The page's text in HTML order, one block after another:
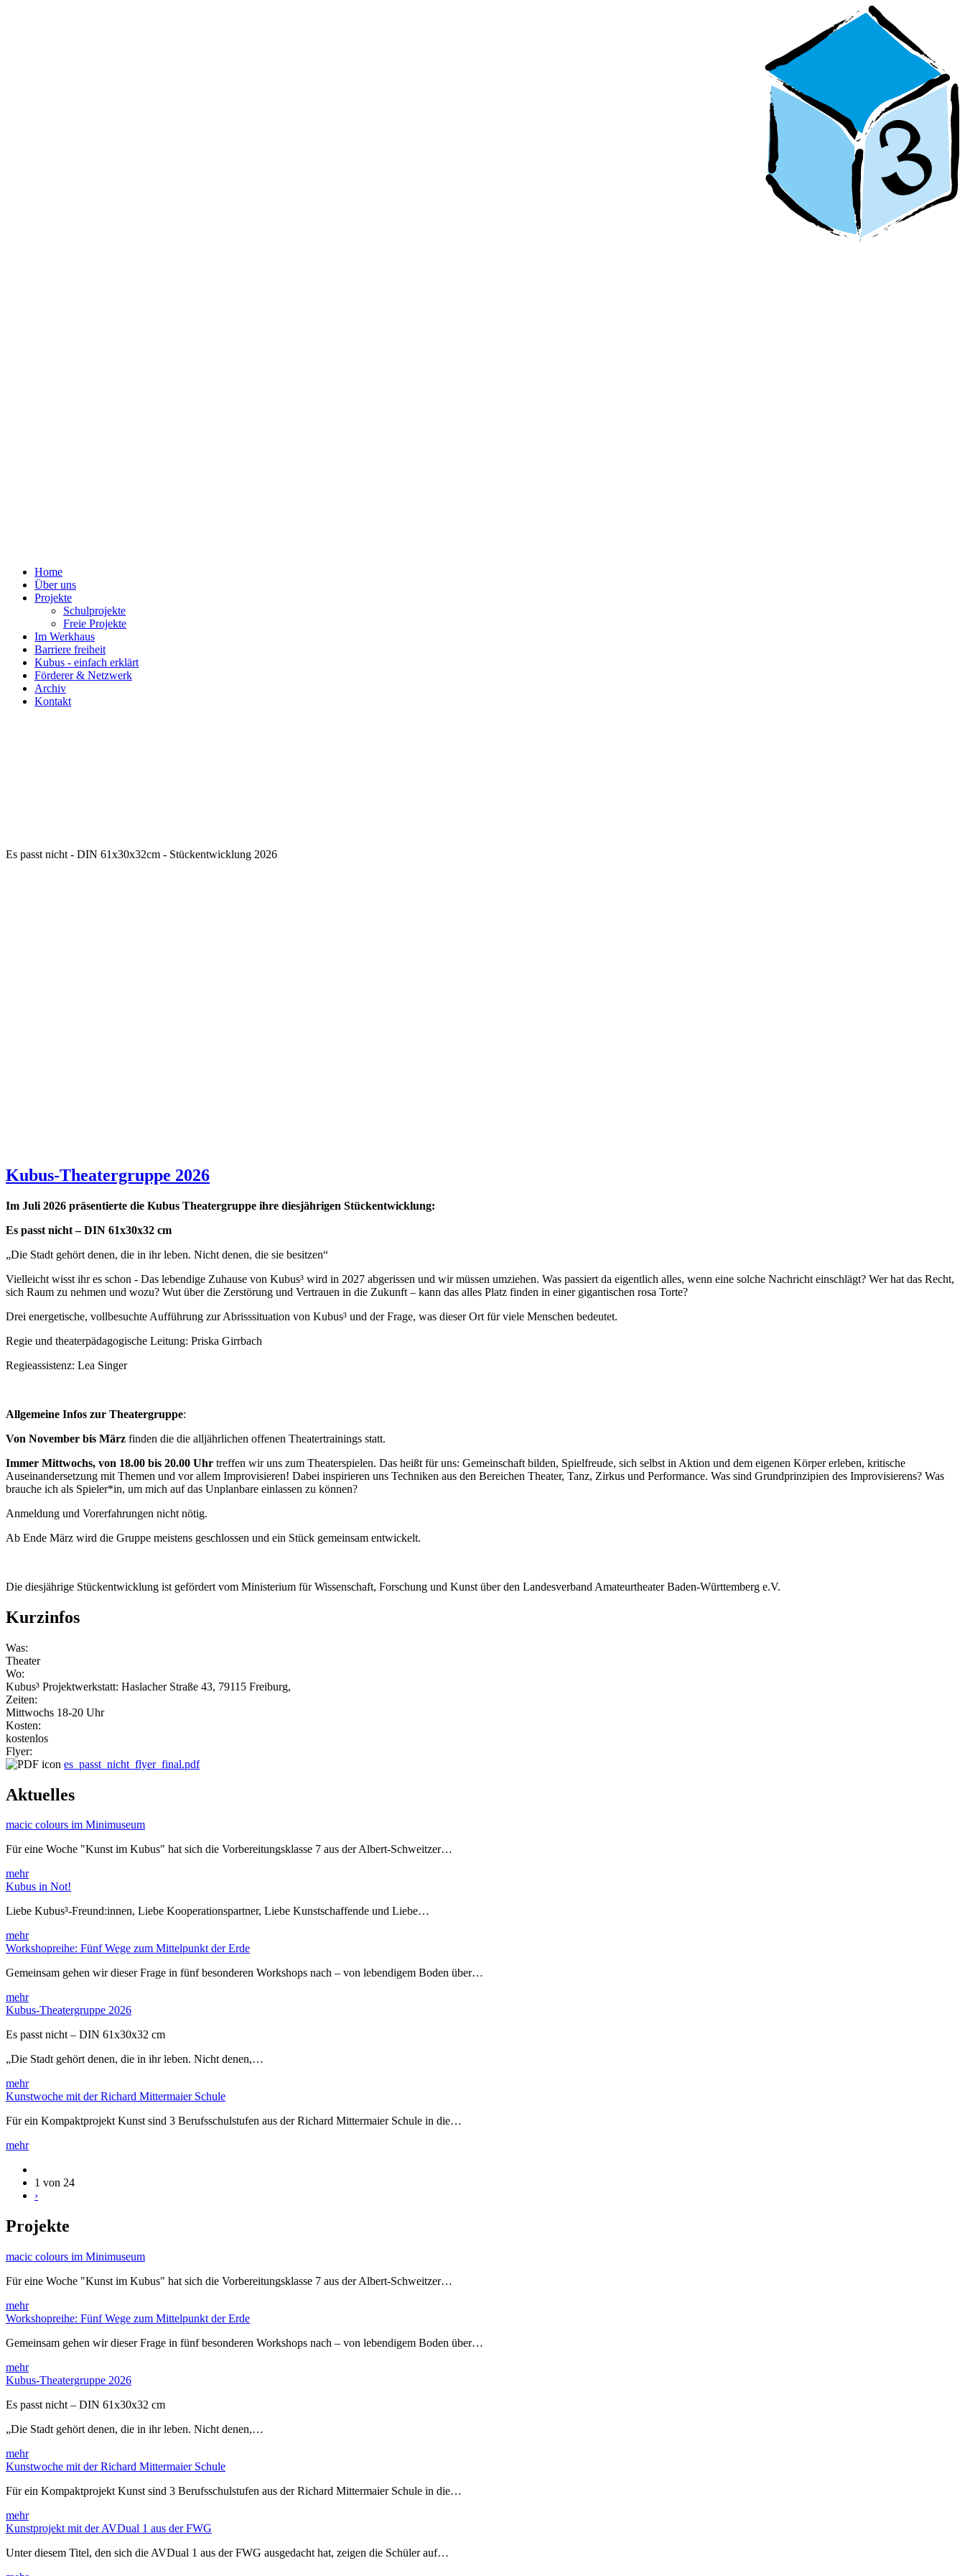
Home
Über uns
Projekte
Schulprojekte
Freie Projekte
Im Werkhaus
Barriere freiheit
Kubus - einfach erklärt
Förderer & Netzwerk
Archiv
Kontakt
Es passt nicht - DIN 61x30x32cm - Stückentwicklung 2026
Kubus-Theatergruppe 2026
Im Juli 2026 präsentierte die Kubus Theatergruppe ihre diesjährigen Stückentwicklung:
Es passt nicht – DIN 61x30x32 cm
„Die Stadt gehört denen, die in ihr leben. Nicht denen, die sie besitzen“
Vielleicht wisst ihr es schon - Das lebendige Zuhause von Kubus³ wird in 2027 abgerissen und wir müssen umziehen. Was passiert da eigentlich alles, wenn eine solche Nachricht einschlägt? Wer hat das Recht,
sich Raum zu nehmen und wozu? Wut über die Zerstörung und Vertrauen in die Zukunft – kann das alles Platz finden in einer gigantischen rosa Torte?
Drei energetische, vollbesuchte Aufführung zur Abrisssituation von Kubus³ und der Frage, was dieser Ort für viele Menschen bedeutet.
Regie und theaterpädagogische Leitung: Priska Girrbach
Regieassistenz: Lea Singer
Allgemeine Infos zur Theatergruppe:
Von November bis März finden die die alljährlichen offenen Theatertrainings statt.
Immer Mittwochs, von 18.00 bis 20.00 Uhr treffen wir uns zum Theaterspielen. Das heißt für uns: Gemeinschaft bilden, Spielfreude, sich selbst in Aktion und dem eigenen Körper erleben, kritische
Auseinandersetzung mit Themen und vor allem Improvisieren! Dabei inspirieren uns Techniken aus den Bereichen Theater, Tanz, Zirkus und Performance. Was sind Grundprinzipien des Improvisierens? Was
brauche ich als Spieler*in, um mich auf das Unplanbare einlassen zu können?
Anmeldung und Vorerfahrungen nicht nötig.
Ab Ende März wird die Gruppe meistens geschlossen und ein Stück gemeinsam entwickelt.
Die diesjährige Stückentwicklung ist gefördert vom Ministerium für Wissenschaft, Forschung und Kunst über den Landesverband Amateurtheater Baden-Württemberg e.V.
Kurzinfos
Was:
Theater
Wo:
Kubus³ Projektwerkstatt: Haslacher Straße 43, 79115 Freiburg,
Zeiten:
Mittwochs 18-20 Uhr
Kosten:
kostenlos
Flyer:
es_passt_nicht_flyer_final.pdf
Aktuelles
macic colours im Minimuseum
Für eine Woche "Kunst im Kubus" hat sich die Vorbereitungsklasse 7 aus der Albert-Schweitzer…
mehr
Kubus in Not!
Liebe Kubus³-Freund:innen, Liebe Kooperationspartner, Liebe Kunstschaffende und Liebe…
mehr
Workshopreihe: Fünf Wege zum Mittelpunkt der Erde
Gemeinsam gehen wir dieser Frage in fünf besonderen Workshops nach – von lebendigem Boden über…
mehr
Kubus-Theatergruppe 2026
Es passt nicht – DIN 61x30x32 cm
„Die Stadt gehört denen, die in ihr leben. Nicht denen,…
mehr
Kunstwoche mit der Richard Mittermaier Schule
Für ein Kompaktprojekt Kunst sind 3 Berufsschulstufen aus der Richard Mittermaier Schule in die…
mehr
1 von 24
›
Projekte
macic colours im Minimuseum
Für eine Woche "Kunst im Kubus" hat sich die Vorbereitungsklasse 7 aus der Albert-Schweitzer…
mehr
Workshopreihe: Fünf Wege zum Mittelpunkt der Erde
Gemeinsam gehen wir dieser Frage in fünf besonderen Workshops nach – von lebendigem Boden über…
mehr
Kubus-Theatergruppe 2026
Es passt nicht – DIN 61x30x32 cm
„Die Stadt gehört denen, die in ihr leben. Nicht denen,…
mehr
Kunstwoche mit der Richard Mittermaier Schule
Für ein Kompaktprojekt Kunst sind 3 Berufsschulstufen aus der Richard Mittermaier Schule in die…
mehr
Kunstprojekt mit der AVDual 1 aus der FWG
Unter diesem Titel, den sich die AVDual 1 aus der FWG ausgedacht hat, zeigen die Schüler auf…